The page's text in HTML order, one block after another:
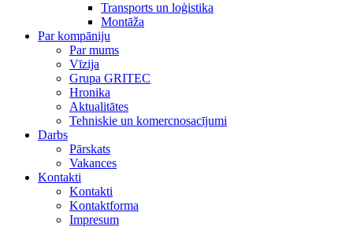
Transports un loģistika
Montāža
Par kompāniju
Par mums
Vīzija
Grupa GRITEC
Hronika
Aktualitātes
Tehniskie un komercnosacījumi
Darbs
Pārskats
Vakances
Kontakti
Kontakti
Kontaktforma
Impresum